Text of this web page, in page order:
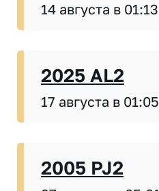
14 августа в 01:13
2025 AL2
17 августа в 01:05
2005 PJ2